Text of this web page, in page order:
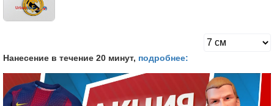
Нанесение в течение 20 минут, подробнее: